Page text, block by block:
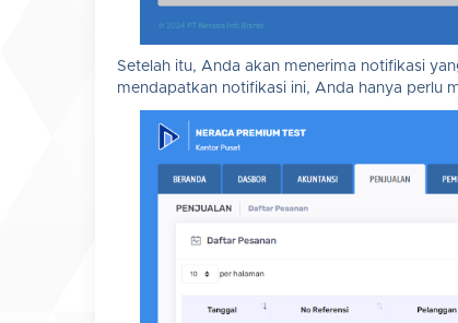
Setelah itu, Anda akan menerima notifikasi
mendapatkan notifikasi ini, Anda hanya perlu